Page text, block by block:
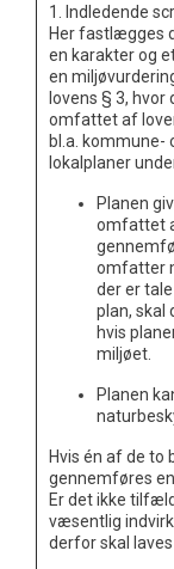
1. Indledende
Her fastlægges
en karakter og
en
lovens § 3,
omfattet af
bl.a. kommune-
lokalplaner
Planen
omfattet
omfatter
der er
plan, skal
hvis
miljøet.
Planen
Hvis én af de to
gennemføres
Er det ikke
væsentlig
derfor skal